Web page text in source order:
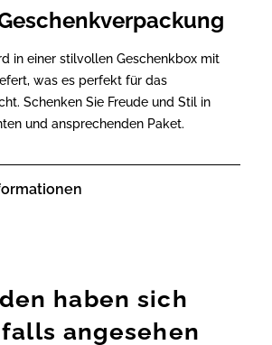
in einer stilvollen Geschenkbox mit
was es perfekt für das
Schenken Sie Freude und Stil in
und ansprechenden Paket.
haben sich
angesehen